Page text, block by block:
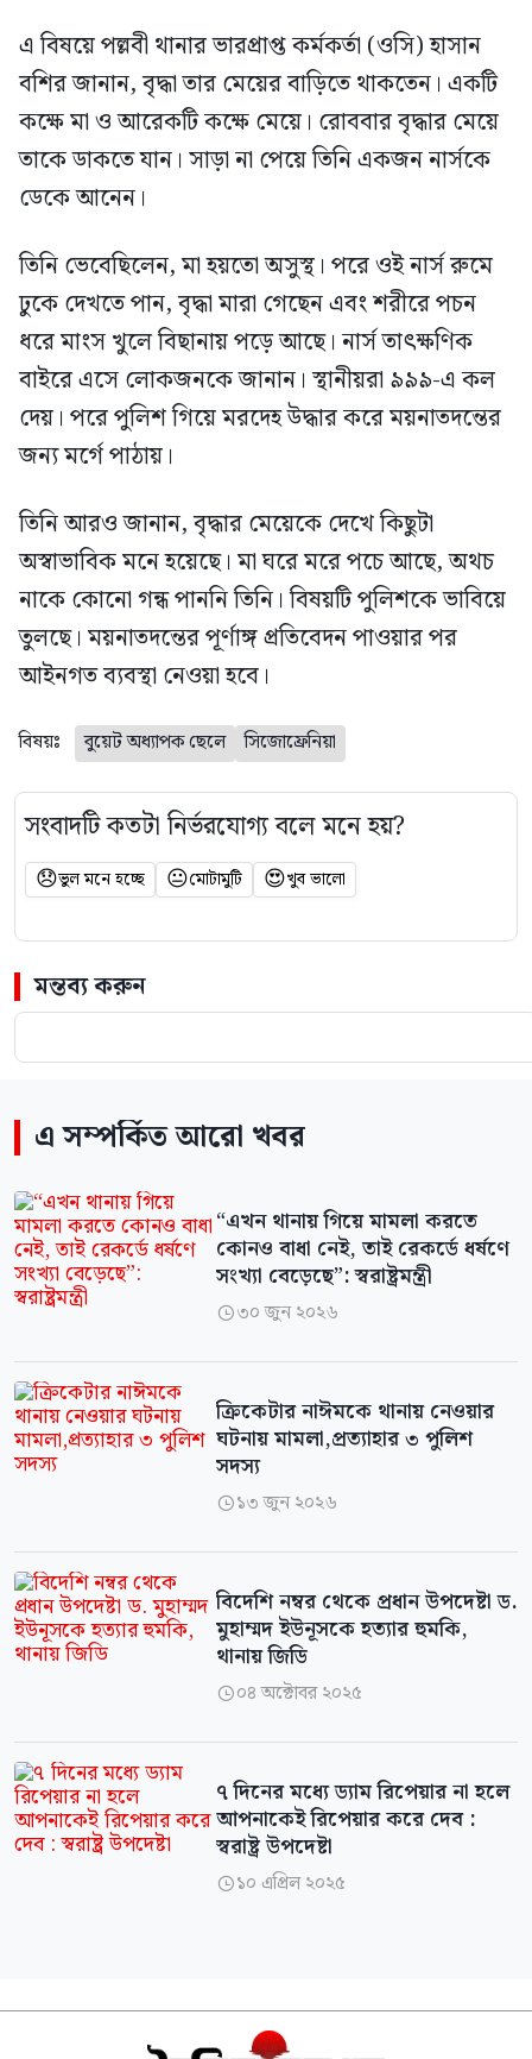
এ বিষয়ে পল্লবী থানার ভারপ্রাপ্ত কর্মকর্তা (ওসি) হাসান
বশির জানান, বৃদ্ধা তার মেয়ের বাড়িতে থাকতেন। একটি
কক্ষে মা ও আরেকটি কক্ষে মেয়ে। রোববার বৃদ্ধার মেয়ে
তাকে ডাকতে যান। সাড়া না পেয়ে তিনি একজন নার্সকে
ডেকে আনেন।
তিনি ভেবেছিলেন, মা হয়তো অসুস্থ। পরে ওই নার্স রুমে
ঢুকে দেখতে পান, বৃদ্ধা মারা গেছেন এবং শরীরে পচন
ধরে মাংস খুলে বিছানায় পড়ে আছে। নার্স তাৎক্ষণিক
বাইরে এসে লোকজনকে জানান। স্থানীয়রা ৯৯৯-এ কল
দেয়। পরে পুলিশ গিয়ে মরদেহ উদ্ধার করে ময়নাতদন্তের
জন্য মর্গে পাঠায়।
তিনি আরও জানান, বৃদ্ধার মেয়েকে দেখে কিছুটা
অস্বাভাবিক মনে হয়েছে। মা ঘরে মরে পচে আছে, অথচ
নাকে কোনো গন্ধ পাননি তিনি। বিষয়টি পুলিশকে ভাবিয়ে
তুলছে। ময়নাতদন্তের পূর্ণাঙ্গ প্রতিবেদন পাওয়ার পর
আইনগত ব্যবস্থা নেওয়া হবে।
বিষয়ঃ বুয়েট অধ্যাপক ছেলে সিজোফ্রেনিয়া
সংবাদটি কতটা নির্ভরযোগ্য বলে মনে হয়?
😞ভুল মনে হচ্ছে 😐মোটামুটি 😍খুব ভালো
মন্তব্য করুন
এ সম্পর্কিত আরো খবর
“এখন থানায় গিয়ে মামলা করতে
কোনও বাধা নেই, তাই রেকর্ডে ধর্ষণে
সংখ্যা বেড়েছে”: স্বরাষ্ট্রমন্ত্রী
৩০ জুন ২০২৬
ক্রিকেটার নাঈমকে থানায় নেওয়ার
ঘটনায় মামলা,প্রত্যাহার ৩ পুলিশ
সদস্য
১৩ জুন ২০২৬
বিদেশি নম্বর থেকে প্রধান উপদেষ্টা ড.
মুহাম্মদ ইউনূসকে হত্যার হুমকি,
থানায় জিডি
০৪ অক্টোবর ২০২৫
৭ দিনের মধ্যে ড্যাম রিপেয়ার না হলে
আপনাকেই রিপেয়ার করে দেব :
স্বরাষ্ট্র উপদেষ্টা
১০ এপ্রিল ২০২৫